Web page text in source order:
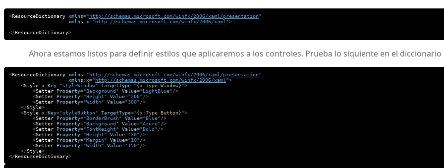
<ResourceDictionary xmlns="http://schemas.microsoft.com/winfx/2006/xaml/presentation"
xmlns :x="http://schemas.microsoft.com/winfx/2006/xaml ">
</ResourceDictionary>
Ahora estamos listos para definir estilos que aplicaremos a los controles. Prueba lo siquiente en el
<ResourceDictionary xmlns="http://schemas.microsoft.com/winfx/2006/xaml/presentation"
xmlns :x="http://schemas.microsoft.com/winfx/2006/xaml ">
<Style x:Key="styleWindow" TargetType="{x:Type Window}">
<Setter Property="Background" Value="LightBlue"/>
<Setter Property="Height" Value="200"/>
<Setter Property="Width" Value="300"/>
</Style>
<Style x:Key="styleButton" TargetType="{x:Type Button}">
<Setter Property="BorderBrush" Value="Blue"/>
<Setter Property="Background" Value="Azure"/>
<Setter Property="FontWeight" Value="Bold"/>
<Setter Property="Height" Value="30"/>
<Setter Property="Margin" Value="10"/>
<Setter Property="Width" Value="150"/>
</Style>
</ResourceDictionary>